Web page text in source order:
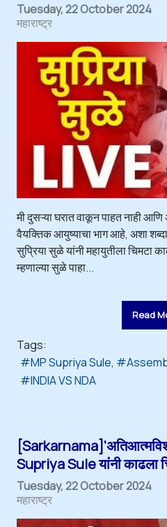
Tuesday, 22 October 2024
महाराष्ट्र
मी दुसऱ्या घरात वाकून पाहत नाही आणि
वैयक्तिक आयुष्याचा भाग आहे, अशा
सुप्रिया सुळे यांनी महायुतीला चिमटा
म्हणाल्या सुळे पाहा...
Read
Tags:
MP Supriya Sule
INDIA VS NDA
Supriya Sule यांनी काढला
Tuesday, 22 October 2024
महाराष्ट्र